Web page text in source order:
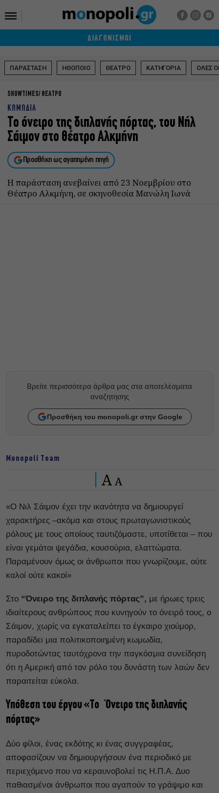
ΔΙΑΓΩΝΙΣΜΟΙ
ΠΑΡΑΣΤΑΣΗ ΗΘΟΠΟΙΟ ΘΕΑΤΡΟ ΚΑΤΗΓΟΡΙΑ ΟΛΕΣ
SHOWTIMES ΘΕΑΤΡΟ
ΚΩΜΩΔΙΑ
Το όνειρο της διπλανής πόρτας, του Νήλ
Σάιμον στο θέατρο Αλκμήνη
Προσθήκη ως αγαπημένη πηγή
Η παράσταση ανεβαίνει από 23 Νοεμβρίου στο
Θέατρο Αλκμήνη, σε σκηνοθεσία Μανώλη Ιωνά
Βρείτε περισσότερα άρθρα μας στα αποτελέσματα
αναζητησης
Προσθήκη του monopoli.gr στην Google
Monopoli Team
A A
«Ο Νιλ Σάιμον έχει την ικανότητα να δημιουργεί
χαρακτήρες –ακόμα και στους πρωταγωνιστικούς
ρόλους με τους οποίους ταυτιζόμαστε, υποτίθεται – που
είναι γεμάτοι ψεγάδια, κουσούρια, ελαττώματα.
Παραμένουν όμως οι άνθρωποι που γνωρίζουμε, ούτε
καλοί ούτε κακοί»
Στο “Όνειρο της διπλανής πόρτας”, με ήρωες τρεις
ιδιαίτερους ανθρώπους που κυνηγούν το όνειρό τους, o
Σάιμον, χωρίς να εγκαταλείπει το έγκαιρο χιούμορ,
παραδίδει μια πολιτικοποιημένη κωμωδία,
πυροδοτώντας ταυτόχρονα την παγκόσμια συνείδηση
ότι η Αμερική από τον ρόλο του δυνάστη των λαών δεν
παραιτείται εύκολα.
Υπόθεση του έργου «Το Όνειρο της διπλανής
πόρτας»
Δύο φίλοι, ένας εκδότης κι ένας συγγραφέας,
αποφασίζουν να δημιουργήσουν ένα περιοδικό με
περιεχόμενο που να κεραυνοβολεί τις Η.Π.Α. Δυο
παθιασμένοι άνθρωποι που αγαπούν το γράψιμο και